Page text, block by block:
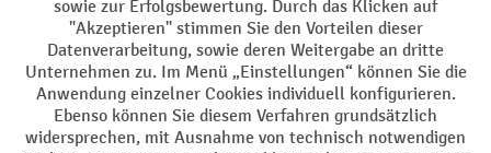
AGB Impressum Datenschutz Privacy Settings
Alle Preise exkl. gesetzl. Mehrwertsteuer zzgl.Versandkostenund ggf.
Nachnahmegebühren, wenn nicht anders angegeben.